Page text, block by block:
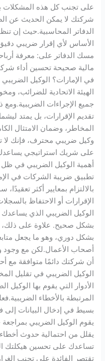
على تجنب كل هذه المشكلات
شركتك لا يمكن الحديث عن
الدفاتر المحاسبية.حيث إن
الأساس لأي إقرار ضريبي
مسك الدفاتر على: معرفة
مالية صحيحة تحسين أداء
في الإمارات؟ الوكيل
الهيئة الاتحادية للضرائب،
جميع الإجراءات
تقديم الإقرارات، بل يمتد
المخاطر، وضمان الامتثال
وكيل ضريبي محترف، فإنك
على شريك استراتيجي يساعدك
أهمية الوكيل الضريبي في
تطبيق ضريبة الشركات في
بالالتزام بمعايير أكثر
الإقرارات أو الاحتفاظ
الوكيل الضريبي الذي
بشكل صحيح. علاوة على ذلك،
بشكل دوري، وهو ما يجعل
أصحاب الأعمال.لكن مع وجود
أن شركتك دائمًا متوافقة مع
الوكيل الضريبي في تقليل
الأدوار التي يقوم بها الوكيل
المرتبطة بالأخطاء
بسيط في إدخال البيانات
يقوم الوكيل الضريبي بمراجعة
يقلل من احتمالية حدوث
تساعدك على تحسين هيكلتك
تقتصر الفائدة على تجنب